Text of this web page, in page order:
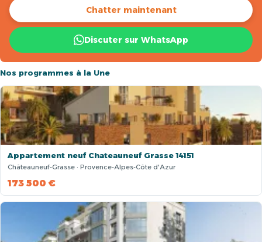
Chatter maintenant
Discuter sur WhatsApp
Nos programmes à la Une
Appartement neuf Chateauneuf Grasse 14151
Châteauneuf-Grasse · Provence-Alpes-Côte d'Azur
173 500 €